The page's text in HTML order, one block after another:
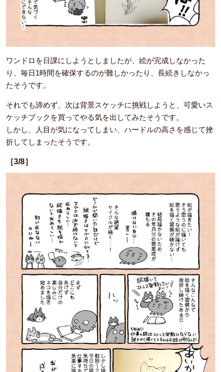
ワンドロを日課にしようとしましたが、絵が完成しなかった
り、毎日1時間を確保するのが難しかったり、長続きしなかっ
たそうです。
それでも諦めず、次は背景スケッチに挑戦しようと、可愛いス
ケッチブックを買ってやる気を出してみたそうです。
しかし、人目が気になってしまい、ハードルの高さを感じて挫
折してしまったそうです。
［3/8］